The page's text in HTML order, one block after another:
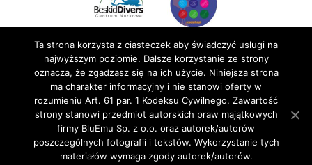
© 2020 BluEmu sp. z o.o. Wszelkie prawa zastrzeżone
Ta strona korzysta z ciasteczek aby świadczyć usługi na
najwyższym poziomie. Dalsze korzystanie ze strony
oznacza, że zgadzasz się na ich użycie. Niniejsza strona
ma charakter informacyjny i nie stanowi oferty w
rozumieniu Art. 61 par. 1 Kodeksu Cywilnego. Zawartość
strony stanowi przedmiot autorskich praw majątkowych
firmy BluEmu Sp. z o.o. oraz autorek/autorów
poszczególnych fotografii i tekstów. Wykorzystanie tych
materiałów wymaga zgody autorek/autorów.